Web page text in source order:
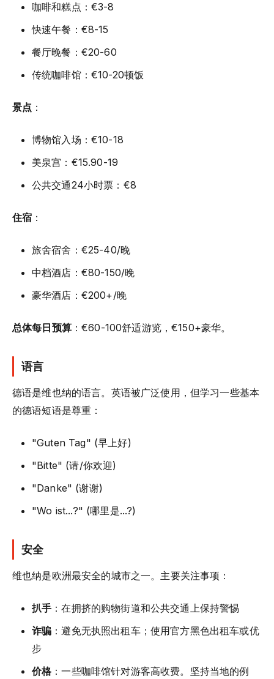
咖啡和糕点：€3-8
快速午餐：€8-15
餐厅晚餐：€20-60
传统咖啡馆：€10-20顿饭
景点 ：
博物馆入场：€10-18
美泉宫：€15.90-19
公共交通24小时票：€8
住宿 ：
旅舍宿舍：€25-40/晚
中档酒店：€80-150/晚
豪华酒店：€200+/晚
总体每日预算：€60-100舒适游览，€150+豪华。
语言
德语是维也纳的语言。英语被广泛使用，但学习一些基本
的德语短语是尊重：
"Guten Tag" (早上好)
"Bitte" (请/你欢迎)
"Danke" (谢谢)
"Wo ist...?" (哪里是...?)
安全
维也纳是欧洲最安全的城市之一。主要关注事项：
扒手 ：在拥挤的购物街道和公共交通上保持警惕
诈骗 ：避免无执照出租车；使用官方黑色出租车或优
步
价格：一些咖啡馆针对游客高收费。坚持当地的例